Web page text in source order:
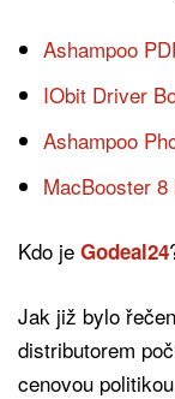
Ashampoo
IObit Driver
Ashampoo
MacBooster
Kdo je Godeal24
Jak již bylo
distributorem
cenovou